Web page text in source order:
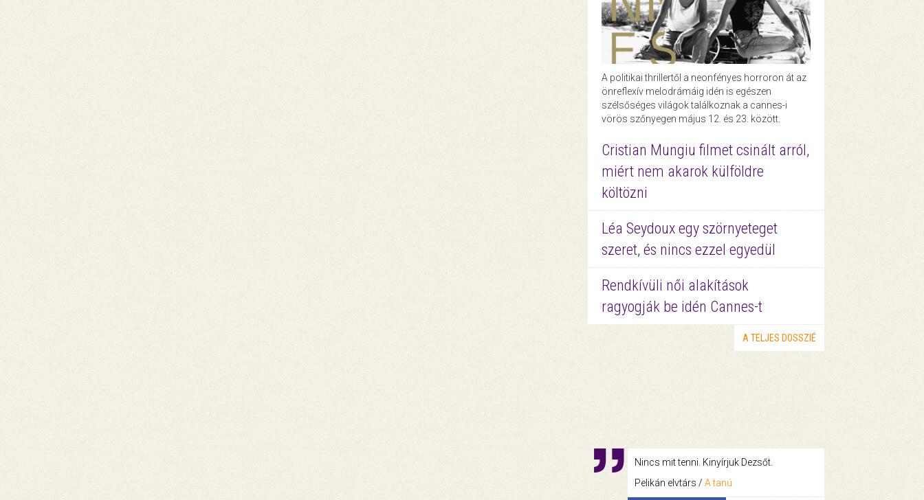
A politikai thrillertől a neonfényes horroron át az
önreflexív melodrámáig idén is egészen
szélsőséges világok találkoznak a cannes-i
vörös szőnyegen május 12. és 23. között.
Cristian Mungiu filmet csinált arról,
miért nem akarok külföldre
költözni
Léa Seydoux egy szörnyeteget
szeret, és nincs ezzel egyedül
Rendkívüli női alakítások
ragyogják be idén Cannes-t
A TELJES DOSSZIÉ
Nincs mit tenni. Kinyírjuk Dezsőt.
Pelikán elvtárs / A tanú